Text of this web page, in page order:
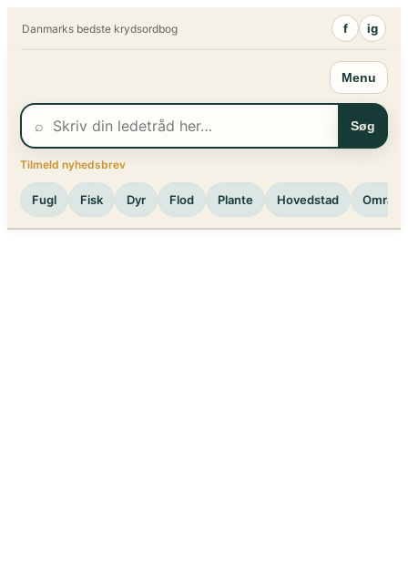
Danmarks bedste krydsordbog f ig
Menu
⌕ Søg
Tilmeld nyhedsbrev
Fugl Fisk Dyr Flod Plante Hovedstad Område